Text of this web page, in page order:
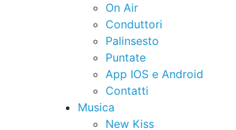
On Air
Conduttori
Palinsesto
Puntate
App IOS e Android
Contatti
Musica
New Kiss